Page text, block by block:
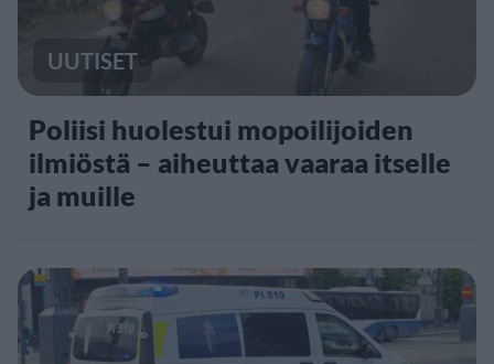
UUTISET
Poliisi huolestui mopoilijoiden
ilmiöstä – aiheuttaa vaaraa itselle
ja muille